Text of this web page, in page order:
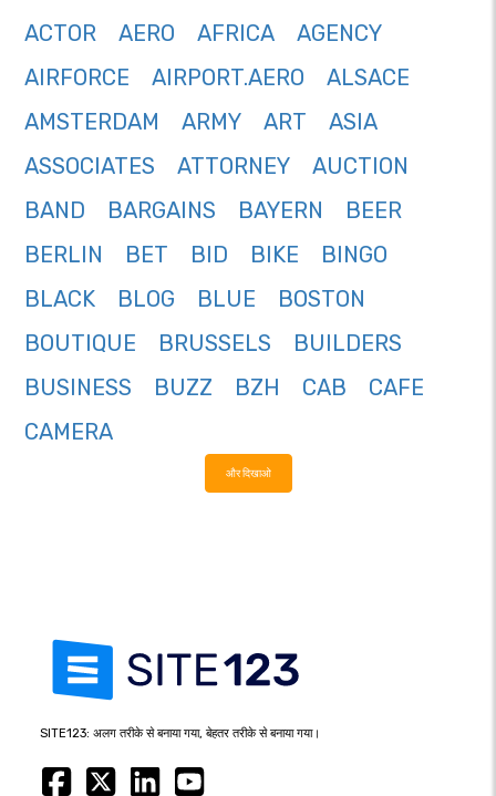
ACTOR
AERO AFRICA
AGENCY
AIRFORCE
AIRPORT.AERO
ALSACE
AMSTERDAM
ARMY ART
ASIA
ASSOCIATES
ATTORNEY
AUCTION
BAND
BARGAINS BAYERN
BEER
BERLIN
BET BID BIKE
BINGO
BLACK
BLOG BLUE
BOSTON
BOUTIQUE
BRUSSELS
BUILDERS
BUSINESS
BUZZ BZH CAB
CAFE
CAMERA
और दिखाओ
SITE123: अलग तरीके से बनाया गया, बेहतर तरीके से बनाया गया।